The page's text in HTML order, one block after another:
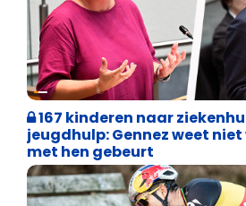
Binnenland politiek
167 kinderen naar
jeugdhulp: Gennez weet
met hen gebeurt